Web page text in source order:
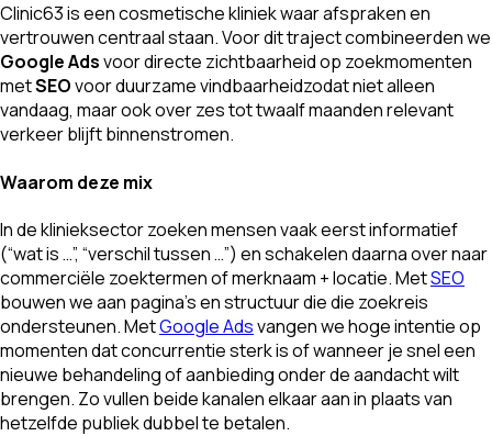
Clinic63 is een cosmetische kliniek waar afspraken en
vertrouwen centraal staan. Voor dit traject combineerden we
Google Adsvoor directe zichtbaarheid op zoekmomenten
metSEOvoor duurzame vindbaarheidzodat niet alleen
vandaag, maar ook over zes tot twaalf maanden relevant
verkeer blijft binnenstromen.
Waarom deze mix
In de klinieksector zoeken mensen vaak eerst informatief
(“wat is …”, “verschil tussen …”) en schakelen daarna over naar
commerciële zoektermen of merknaam + locatie. MetSEO
bouwen we aan pagina’s en structuur die die zoekreis
ondersteunen. MetGoogle Adsvangen we hoge intentie op
momenten dat concurrentie sterk is of wanneer je snel een
nieuwe behandeling of aanbieding onder de aandacht wilt
brengen. Zo vullen beide kanalen elkaar aan in plaats van
hetzelfde publiek dubbel te betalen.